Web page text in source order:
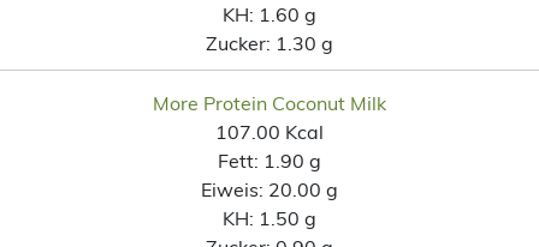
KH: 1.60 g
Zucker: 1.30 g
More Protein Coconut Milk
107.00 Kcal
Fett: 1.90 g
Eiweis: 20.00 g
KH: 1.50 g